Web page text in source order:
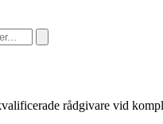
rådgivare vid